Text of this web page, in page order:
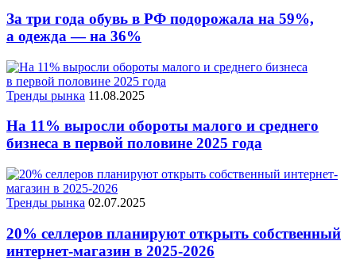
За три года обувь в РФ подорожала на 59%,
а одежда — на 36%
Тренды рынка 11.08.2025
На 11% выросли обороты малого и среднего
бизнеса в первой половине 2025 года
Тренды рынка 02.07.2025
20% селлеров планируют открыть собственный
интернет-магазин в 2025‑2026